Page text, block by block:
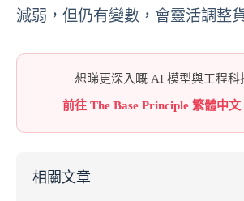
減弱，但仍有變數，會靈活調整
想睇更深入嘅 AI 模型與工程科
前往 The Base Principle 繁體中
相關文章